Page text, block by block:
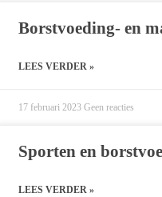
Borstvoeding- en
LEES VERDER »
17 februari 2023Geen reacties
Sporten en
LEES VERDER »